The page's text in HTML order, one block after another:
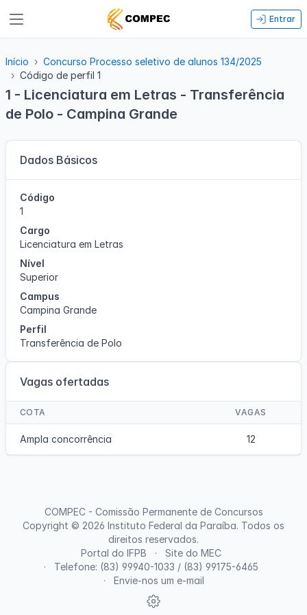
Entrar
Início
Concurso Processo seletivo de alunos 134/2025
Código de perfil 1
1 - Licenciatura em Letras - Transferência
de Polo - Campina Grande
Dados Básicos
Código
1
Cargo
Licenciatura em Letras
Nível
Superior
Campus
Campina Grande
Perfil
Transferência de Polo
Vagas ofertadas
COTA VAGAS
Ampla concorrência 12
Portal do IFPB
Site do MEC
Telefone: (83) 99940-1033 / (83) 99175-6465
Envie-nos um e-mail
COMPEC - Comissão Permanente de Concursos
Copyright © 2026 Instituto Federal da Paraíba. Todos os
direitos reservados.